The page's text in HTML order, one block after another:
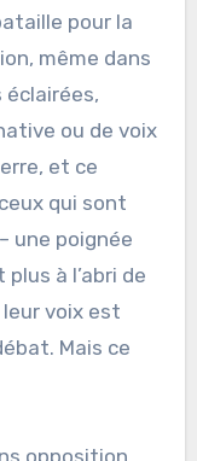
pour la
même dans
ou de voix
et ce
qui sont
une poignée
à l’abri de
voix est
Mais ce